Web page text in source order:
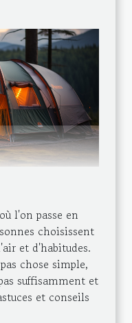
l'on passe en
choisissent
et d'habitudes.
chose simple,
suffisamment et
et conseils